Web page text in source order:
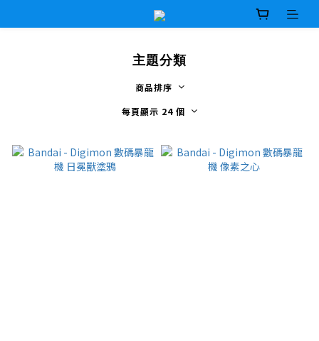
主題分類
商品排序
每頁顯示 24 個